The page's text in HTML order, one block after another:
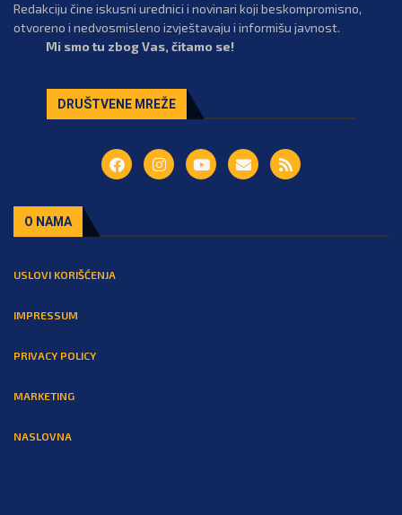
Redakciju čine iskusni urednici i novinari koji beskompromisno,
otvoreno i nedvosmisleno izvještavaju i informišu javnost.
Mi smo tu zbog Vas, čitamo se!
DRUŠTVENE MREŽE
O NAMA
USLOVI KORIŠĆENJA
IMPRESSUM
PRIVACY POLICY
MARKETING
NASLOVNA